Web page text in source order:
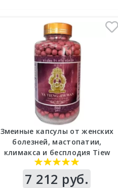
Змеиные капсулы от женских
болезней, мастопатии,
климакса и бесплодия Tiew
Jin Wan (Tieng Jiw Wan) 500
драже
7 212 руб.